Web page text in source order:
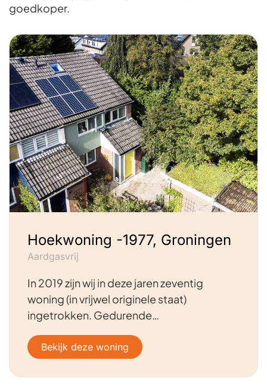
goedkoper.
Hoekwoning -1977, Groningen
Aardgasvrij
In 2019 zijn wij in deze jaren zeventig
woning (in vrijwel originele staat)
ingetrokken. Gedurende…
Bekijk deze woning